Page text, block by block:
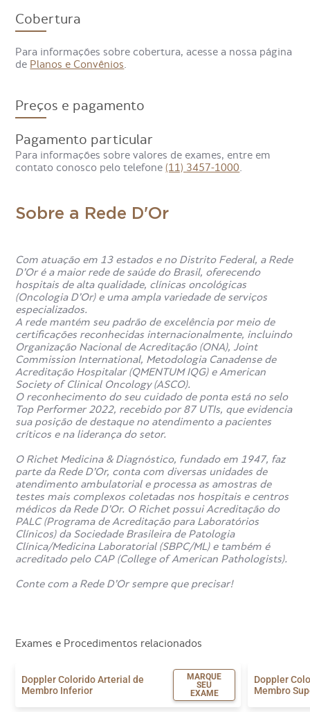
Cobertura
Para informações sobre cobertura, acesse a nossa página
de Planos e Convênios
Preços e pagamento
Pagamento particular
Para informações sobre valores de exames, entre em
contato conosco pelo telefone(11) 3457-1000
Sobre a Rede D'Or
Com atuação em 13 estados e no Distrito Federal, a Rede
D’Or é a maior rede de saúde do Brasil, oferecendo
hospitais de alta qualidade, clínicas oncológicas
(Oncologia D’Or) e uma ampla variedade de serviços
especializados.
A rede mantém seu padrão de excelência por meio de
certificações reconhecidas internacionalmente, incluindo
Organização Nacional de Acreditação (ONA), Joint
Commission International, Metodologia Canadense de
Acreditação Hospitalar (QMENTUM IQG) e American
Society of Clinical Oncology (ASCO).
O reconhecimento do seu cuidado de ponta está no selo
Top Performer 2022, recebido por 87 UTIs, que evidencia
sua posição de destaque no atendimento a pacientes
críticos e na liderança do setor.
O Richet Medicina & Diagnóstico, fundado em 1947, faz
parte da Rede D’Or, conta com diversas unidades de
atendimento ambulatorial e processa as amostras de
testes mais complexos coletadas nos hospitais e centros
médicos da Rede D’Or. O Richet possui Acreditação do
PALC (Programa de Acreditação para Laboratórios
Clínicos) da Sociedade Brasileira de Patologia
Clínica/Medicina Laboratorial (SBPC/ML) e também é
acreditado pelo CAP (College of American Pathologists).
Conte com a Rede D’Or sempre que precisar!
Exames e Procedimentos relacionados
Doppler Colorido Arterial de
Membro Inferior
MARQUE
SEU
EXAME
Doppler
Membro